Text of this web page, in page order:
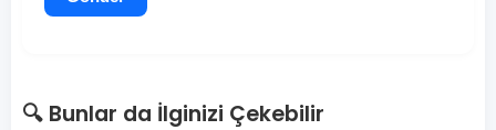
🔍 Bunlar da İlginizi Çekebilir